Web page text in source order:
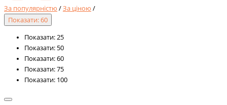
За популярністю /За ціною /
Показати: 60
Показати: 25
Показати: 50
Показати: 60
Показати: 75
Показати: 100